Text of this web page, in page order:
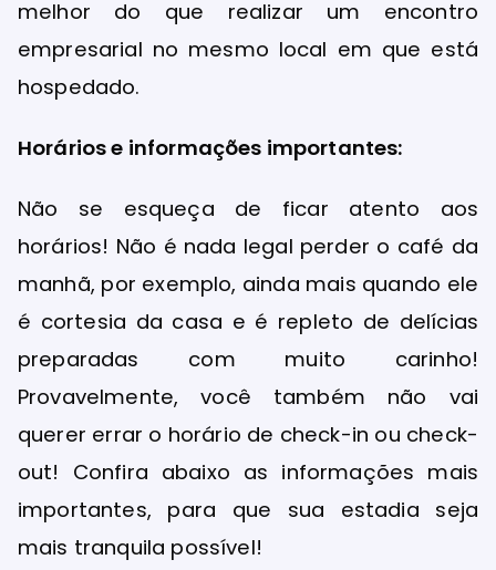
melhor do que realizar um encontro
empresarial no mesmo local em que está
hospedado.
Horários e informações importantes:
Não se esqueça de ficar atento aos
horários! Não é nada legal perder o café da
manhã, por exemplo, ainda mais quando ele
é cortesia da casa e é repleto de delícias
preparadas com muito carinho!
Provavelmente, você também não vai
querer errar o horário de check-in ou check-
out! Confira abaixo as informações mais
importantes, para que sua estadia seja
mais tranquila possível!